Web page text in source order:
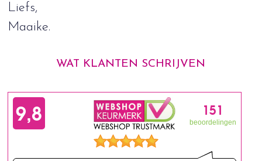
Liefs,
Maaike.
WAT KLANTEN SCHRIJVEN